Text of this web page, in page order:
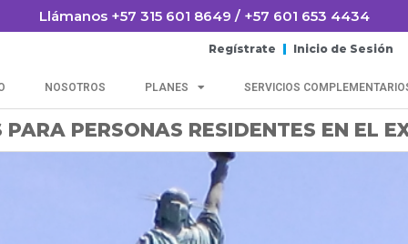
Llámanos +57 315 601 8649 / +57 601 653 4434
Regístrate Inicio de Sesión
NOSOTROS PLANES SERVICIOS
PARA PERSONAS RESIDENTES EN EL